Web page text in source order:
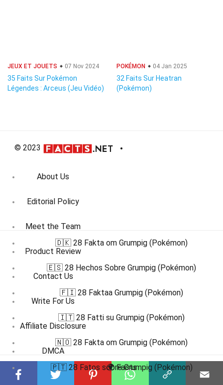
JEUX ET JOUETS 07 Nov 2024
35 Faits Sur Pokémon
Légendes : Arceus (Jeu Vidéo)
POKÉMON 04 Jan 2025
32 Faits Sur Heatran
(Pokémon)
© 2023
About Us
Editorial Policy
Meet the Team
Product Review
Contact Us
Write For Us
Affiliate Disclosure
DMCA
Terms
🇩🇰 28 Fakta om Grumpig (Pokémon)
🇪🇸 28 Hechos Sobre Grumpig (Pokémon)
🇫🇮 28 Faktaa Grumpig (Pokémon)
🇮🇹 28 Fatti su Grumpig (Pokémon)
🇳🇴 28 Fakta om Grumpig (Pokémon)
🇵🇹 28 Fatos sobre Grumpig (Pokémon)
🌍 Facts